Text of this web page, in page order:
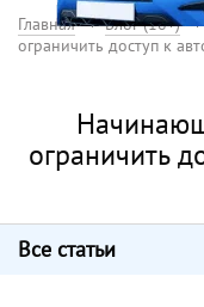
Главная Блог (18+)
ограничить доступ к
ограничить
Все статьи